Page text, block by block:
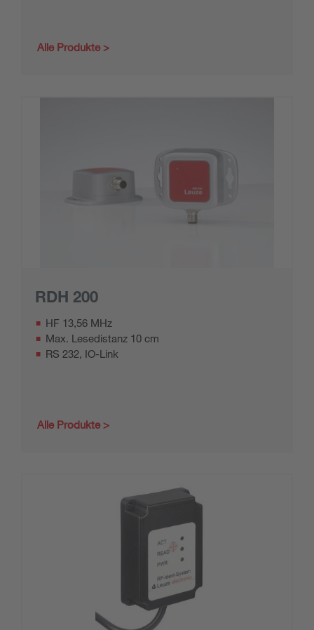
Alle Produkte
RDH 200
HF 13,56 MHz
Max. Lesedistanz 10 cm
RS 232, IO-Link
Alle Produkte